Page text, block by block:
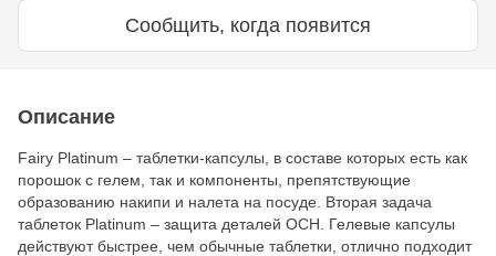
Сообщить, когда появится
Описание
Fairy Platinum – таблетки-капсулы, в составе которых есть как
порошок с гелем, так и компоненты, препятствующие
образованию накипи и налета на посуде. Вторая задача
таблеток Platinum – защита деталей ОСН. Гелевые капсулы
действуют быстрее, чем обычные таблетки, отлично подходит